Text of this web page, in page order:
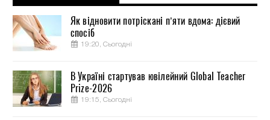
Як відновити потріскані п’яти вдома: дієвий
спосіб
19:20, Сьогодні
В Україні стартував ювілейний Global Teacher
Prize-2026
19:15, Сьогодні